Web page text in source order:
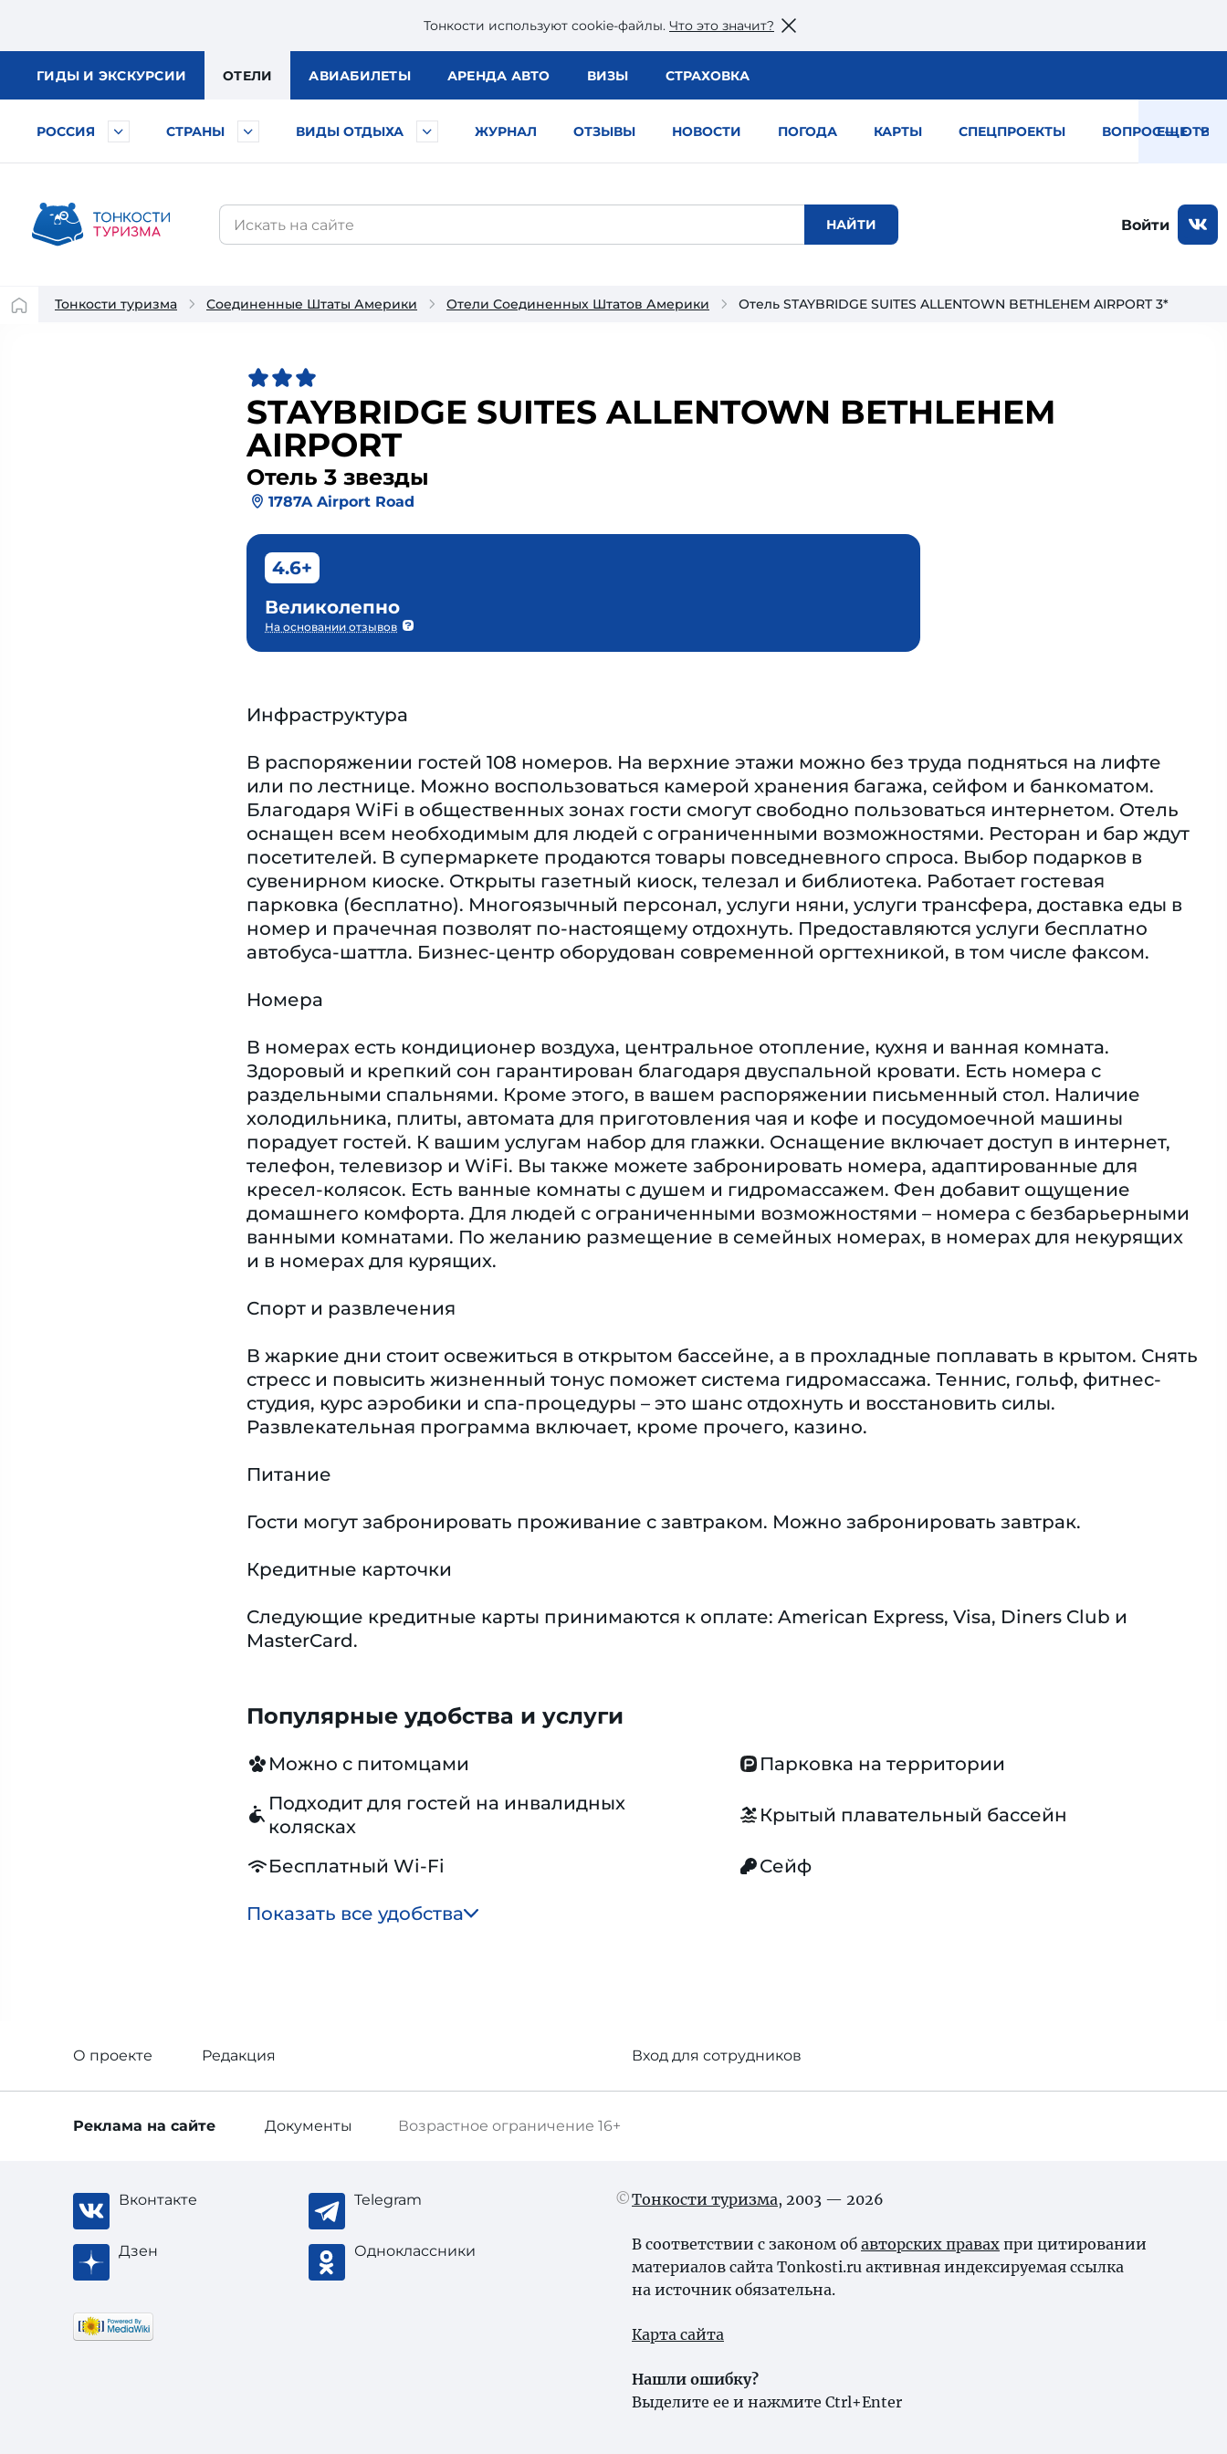
Тонкости используют сookie-файлы. Что это значит?
ГИДЫ И ЭКСКУРСИИ ОТЕЛИ АВИАБИЛЕТЫ АРЕНДА АВТО ВИЗЫ СТРАХОВКА
РОССИЯ СТРАНЫ ВИДЫ ОТДЫХА ЖУРНАЛ ОТЗЫВЫ НОВОСТИ ПОГОДА КАРТЫ СПЕЦПРОЕКТЫ ВОПРОС — ОТВЕТ
ЕЩЕ
Войти
Тонкости туризма Соединенные Штаты Америки Отели Соединенных Штатов Америки Отель STAYBRIDGE SUITES ALLENTOWN BETHLEHEM AIRPORT 3*
STAYBRIDGE SUITES ALLENTOWN BETHLEHEM
AIRPORT
Отель 3 звезды
1787A Airport Road
4.6+
Великолепно
На основании отзывов
Инфраструктура
В распоряжении гостей 108 номеров. На верхние этажи можно без труда подняться на лифте
или по лестнице. Можно воспользоваться камерой хранения багажа, сейфом и банкоматом.
Благодаря WiFi в общественных зонах гости смогут свободно пользоваться интернетом. Отель
оснащен всем необходимым для людей с ограниченными возможностями. Ресторан и бар ждут
посетителей. В супермаркете продаются товары повседневного спроса. Выбор подарков в
сувенирном киоске. Открыты газетный киоск, телезал и библиотека. Работает гостевая
парковка (бесплатно). Многоязычный персонал, услуги няни, услуги трансфера, доставка еды в
номер и прачечная позволят по-настоящему отдохнуть. Предоставляются услуги бесплатно
автобуса-шаттла. Бизнес-центр оборудован современной оргтехникой, в том числе факсом.
Номера
В номерах есть кондиционер воздуха, центральное отопление, кухня и ванная комната.
Здоровый и крепкий сон гарантирован благодаря двуспальной кровати. Есть номера с
раздельными спальнями. Кроме этого, в вашем распоряжении письменный стол. Наличие
холодильника, плиты, автомата для приготовления чая и кофе и посудомоечной машины
порадует гостей. К вашим услугам набор для глажки. Оснащение включает доступ в интернет,
телефон, телевизор и WiFi. Вы также можете забронировать номера, адаптированные для
кресел-колясок. Есть ванные комнаты с душем и гидромассажем. Фен добавит ощущение
домашнего комфорта. Для людей с ограниченными возможностями – номера с безбарьерными
ванными комнатами. По желанию размещение в семейных номерах, в номерах для некурящих
и в номерах для курящих.
Спорт и развлечения
В жаркие дни стоит освежиться в открытом бассейне, а в прохладные поплавать в крытом. Снять
стресс и повысить жизненный тонус поможет система гидромассажа. Теннис, гольф, фитнес-
студия, курс аэробики и спа-процедуры – это шанс отдохнуть и восстановить силы.
Развлекательная программа включает, кроме прочего, казино.
Питание
Гости могут забронировать проживание с завтраком. Можно забронировать завтрак.
Кредитные карточки
Следующие кредитные карты принимаются к оплате: American Express, Visa, Diners Club и
MasterCard.
Популярные удобства и услуги
Можно с питомцами
Парковка на территории
Подходит для гостей на инвалидных
колясках
Крытый плавательный бассейн
Бесплатный Wi-Fi Сейф
Показать все удобства
О проекте Редакция Вход для сотрудников
Возрастное ограничение 16+
Реклама на сайте Документы
Вконтакте Telegram
Дзен Одноклассники
Тонкости туризма, 2003 — 2026
В соответствии с законом об авторских правах при цитировании
материалов сайта Tonkosti.ru активная индексируемая ссылка
на источник обязательна.
Карта сайта
Нашли ошибку?
Выделите ее и нажмите Ctrl+Enter